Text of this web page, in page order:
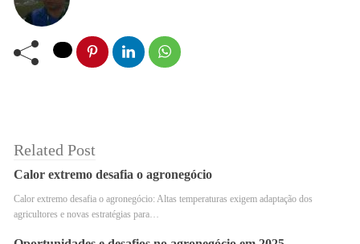
para uma combustão em alta velocidade e em seguida
ocorre a explosão”, explica Mallet.
Related Post
Calor extremo desafia o agronegócio
Calor extremo desafia o agronegócio: Altas temperaturas exigem adaptação dos
agricultores e novas estratégias para…